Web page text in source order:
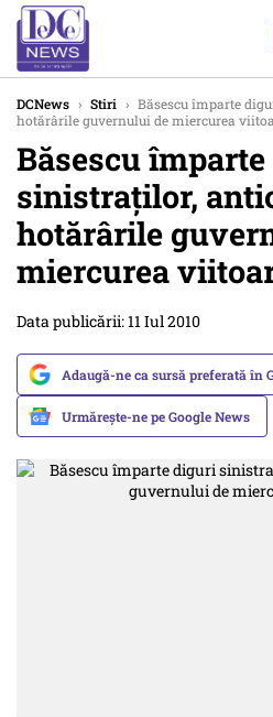
DCNews › Stiri › Băsescu împarte
hotărârile guvernului de miercurea
Băsescu
sinistraţilor,
hotărârile
miercurea
Data publicării: 11 Iul 2010
Adaugă-ne ca sursă preferată în
Urmărește-ne pe Google News